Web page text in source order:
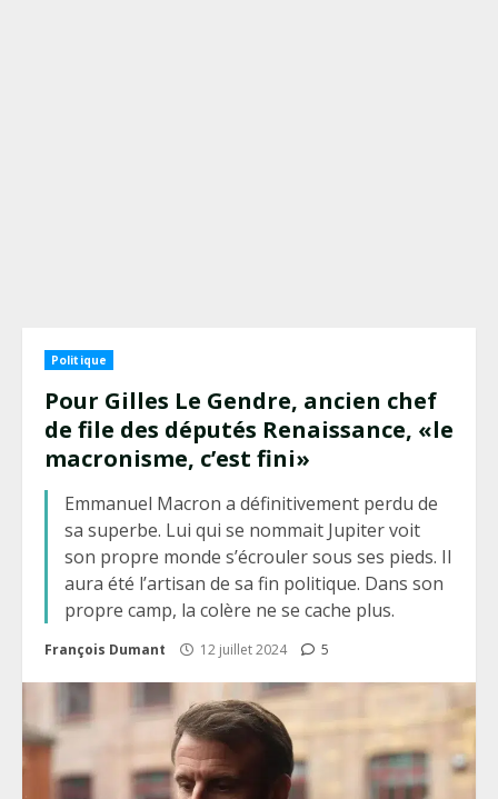
Politique
Pour Gilles Le Gendre, ancien chef
de file des députés Renaissance, «le
macronisme, c’est fini»
Emmanuel Macron a définitivement perdu de
sa superbe. Lui qui se nommait Jupiter voit
son propre monde s’écrouler sous ses pieds. Il
aura été l’artisan de sa fin politique. Dans son
propre camp, la colère ne se cache plus.
François Dumant 12 juillet 2024 5